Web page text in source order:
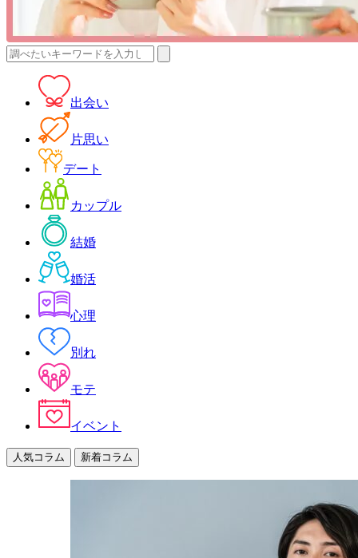
検
出会い
片思い
デート
カップル
結婚
婚活
心理
別れ
モテ
イベント
人気コラム 新着コラム